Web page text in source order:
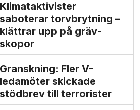
Klimat­aktivister
saboterar torv­brytning –
klättrar upp på gräv­
skopor
Granskning: Fler V-
ledamöter skickade
stödbrev till terrorister